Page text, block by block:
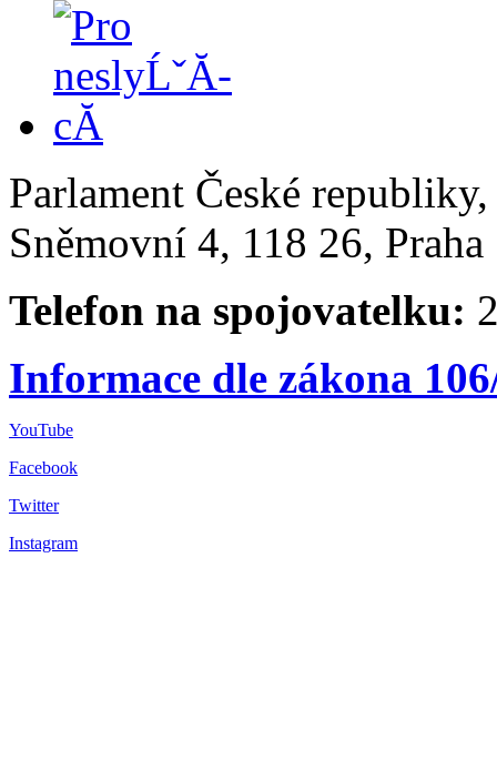
Parlament České
Sněmovní 4, 118 26,
Telefon na spojovatelku:
Informace dle zákona
YouTube
Facebook
Twitter
Instagram